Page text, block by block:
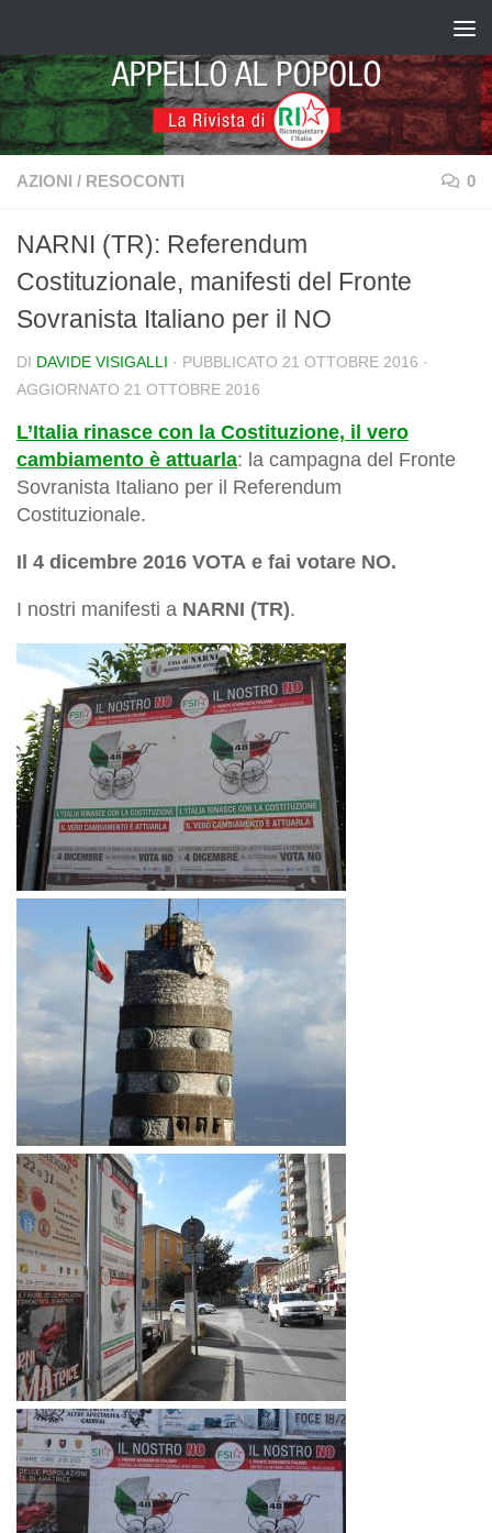
AZIONI / RESOCONTI 0
NARNI (TR): Referendum
Costituzionale, manifesti del Fronte
Sovranista Italiano per il NO
DI DAVIDE VISIGALLI · PUBBLICATO 21 OTTOBRE 2016 ·
AGGIORNATO 21 OTTOBRE 2016
L’Italia rinasce con la Costituzione, il vero
cambiamento è attuarla: la campagna del Fronte
Sovranista Italiano per il Referendum
Costituzionale.
Il 4 dicembre 2016 VOTA e fai votare NO.
I nostri manifesti a NARNI (TR).